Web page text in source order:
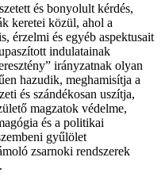
és bonyolult kérdés,
keretei közül, ahol a
érzelmi és egyéb aspektusait
indulatainak
irányzatnak olyan
hazudik, meghamisítja a
és szándékosan uszítja,
magzatok védelme,
és a politikai
gyűlölet
zsarnoki rendszerek